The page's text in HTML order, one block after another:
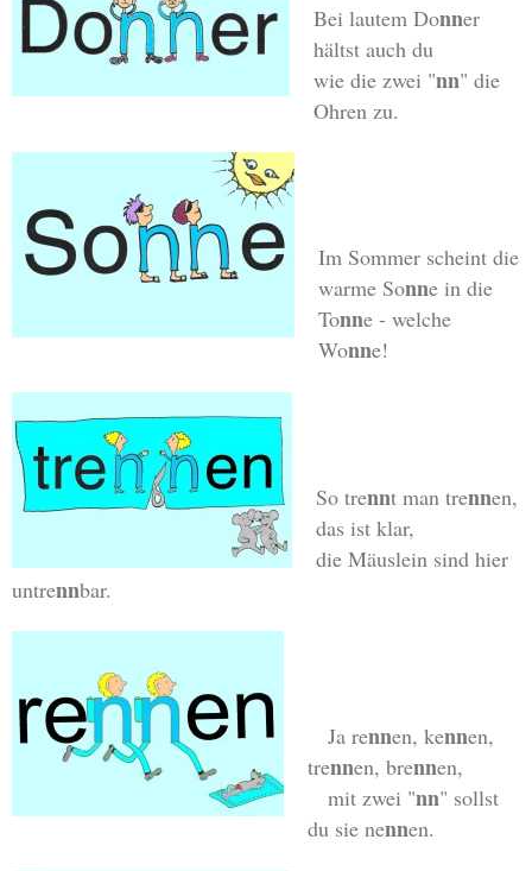
Bei lautem Donner
hältst auch du
wie die zwei "nn" die
Ohren zu.
Im Sommer scheint die
warme Sonne in die
Tonne - welche
Wonne!
So trennt man trennen,
das ist klar,
die Mäuslein sind hier
untrennbar.
Ja rennen, kennen,
trennen, brennen,
mit zwei "nn" sollst
du sie nennen.